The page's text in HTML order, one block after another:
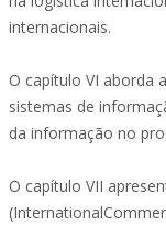
internacionais.
O capítulo VI aborda
sistemas de
da informação no
O capítulo VII